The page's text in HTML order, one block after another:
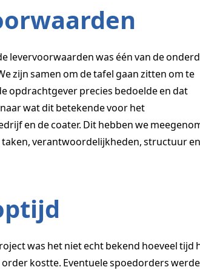
levervoorwaarden was één van de
zijn samen om de tafel gaan zitten om te
opdrachtgever precies bedoelde en dat
wat dit betekende voor het
en de coater. Dit hebben we
verantwoordelijkheden, structuur
was het niet echt bekend hoeveel tijd
kostte. Eventuele spoedorders